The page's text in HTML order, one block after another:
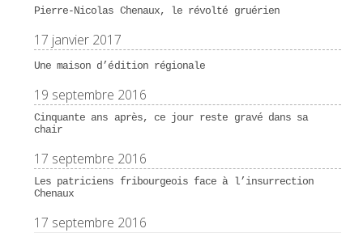
Pierre-Nicolas Chenaux, le révolté gruérien
17 janvier 2017
Une maison d’édition régionale
19 septembre 2016
Cinquante ans après, ce jour reste gravé dans sa
chair
17 septembre 2016
Les patriciens fribourgeois face à l’insurrection
Chenaux
17 septembre 2016